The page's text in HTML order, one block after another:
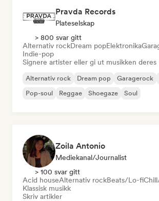
Pravda Records
Plateselskap
> 800 svar gitt
Alternativ rockDream popElektronika
Indie-pop
Signere artister eller gi ut musikken deres
Alternativ rock Dream pop Garagerock
Pop-soul
Reggae Shoegaze Soul
Zoila Antonio
Mediekanal/journalist
> 100 svar gitt
Acid houseAlternativ rockBeats/Lo-fi
Klassisk musikk
Skriv artikler